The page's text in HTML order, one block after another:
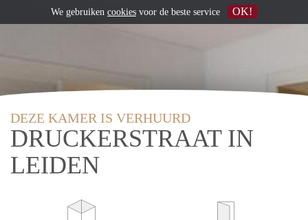
DEZE KAMER IS VERHUURD
DRUCKERSTRAAT IN
LEIDEN
We gebruiken cookies voor de beste service OK!